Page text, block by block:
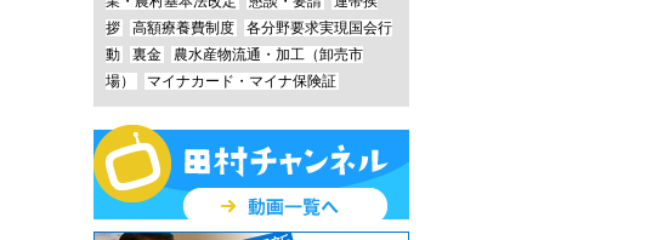
拶
高額療養費制度
各分野要求実現国会行
動
裏金
農水産物流通・加工（卸売市
場）
マイナカード・マイナ保険証